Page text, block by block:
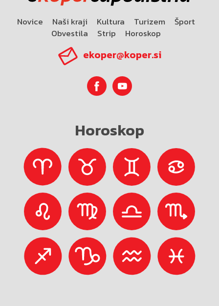
Novice Naši kraji Kultura Turizem
Šport
Obvestila
Strip Horoskop
ekoper@koper.si
Horoskop